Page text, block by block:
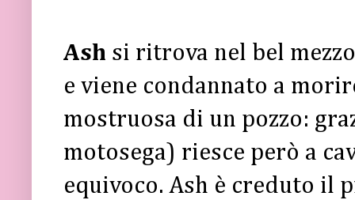
Ash si ritrova nel bel
e viene condannato a
mostruosa di un pozzo:
motosega) riesce però a
equivoco. Ash è creduto il